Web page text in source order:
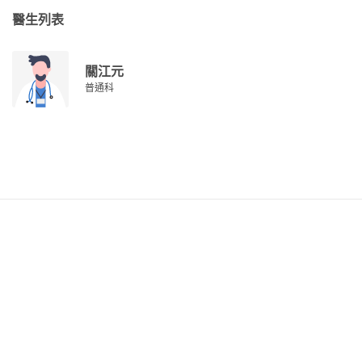
醫生列表
關江元
普通科